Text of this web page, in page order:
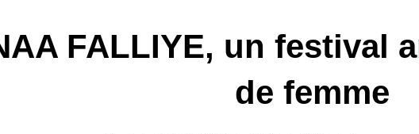
FALLIYE, un festival
de femme